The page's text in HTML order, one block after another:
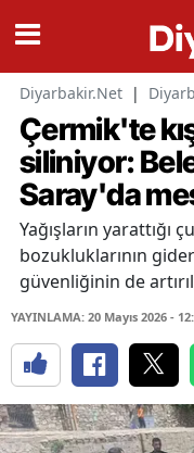
Diyarbakir.Net |
Çermik'te
siliniyor:
Saray'da
Yağışların yarattığı
bozukluklarının
güvenliğinin de
YAYINLAMA: 20 Mayıs 2026 -